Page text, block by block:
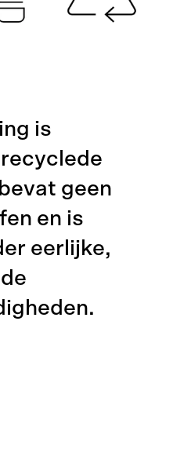
is
geen
en is
eerlijke,